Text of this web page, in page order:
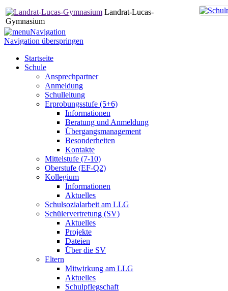
Landrat-Lucas-
Gymnasium
Navigation
Navigation überspringen
Startseite
Schule
Ansprechpartner
Anmeldung
Schulleitung
Erprobungsstufe (5+6)
Informationen
Beratung und Anmeldung
Übergangsmanagement
Besonderheiten
Kontakte
Mittelstufe (7-10)
Oberstufe (EF-Q2)
Kollegium
Informationen
Aktuelles
Schulsozialarbeit am LLG
Schülervertretung (SV)
Aktuelles
Projekte
Dateien
Über die SV
Eltern
Mitwirkung am LLG
Aktuelles
Schulpflegschaft